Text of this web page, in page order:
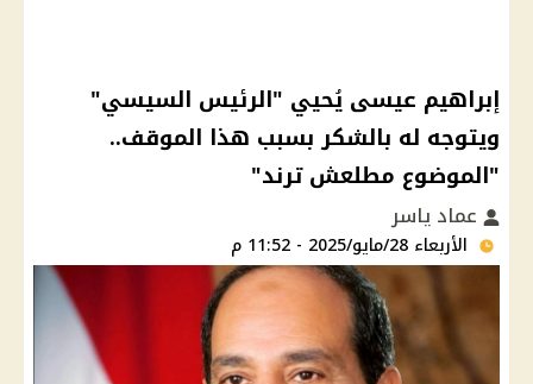
إبراهيم عيسى يُحيي "الرئيس السيسي"
ويتوجه له بالشكر بسبب هذا الموقف..
"الموضوع مطلعش ترند"
عماد ياسر
الأربعاء 28/مايو/2025 - 11:52 م